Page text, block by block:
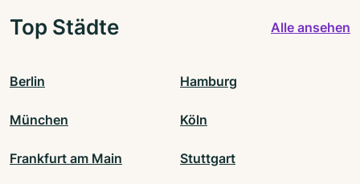
Top Städte Alle ansehen
Berlin Hamburg
München Köln
Frankfurt am Main Stuttgart